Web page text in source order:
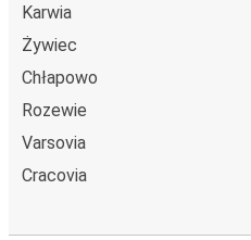
Karwia
Żywiec
Chłapowo
Rozewie
Varsovia
Cracovia